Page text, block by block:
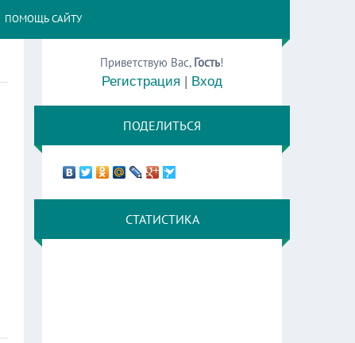
ПОМОЩЬ САЙТУ
Приветствую Вас, Гость!
Регистрация | Вход
ПОДЕЛИТЬСЯ
СТАТИСТИКА